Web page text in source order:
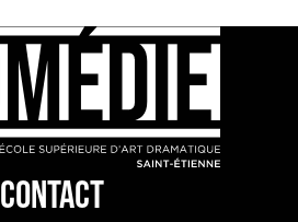
CONTACT